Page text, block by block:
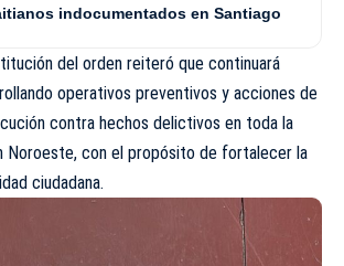
indocumentados en Santiago
del orden reiteró que continuará
operativos preventivos y acciones de
contra hechos delictivos en toda la
Noroeste, con el propósito de fortalecer la
ciudadana.